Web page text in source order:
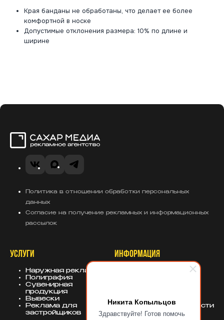
Никита Копыльцов
Здравствуйте! Готов помочь
Края банданы не обработаны, что делает ее более
комфортной в носке
Допустимые отклонения размера: 10% по длине и
ширине
VK MAXTelegram
Политика в отношении обработки персональных
данных
Согласие на получение рекламных и информационных
рассылок
УСЛУГИ
Наружная реклама
Полиграфия
Сувенирная
продукция
Вывески
Реклама для
застройщиков
ИНФОРМАЦИЯ
Политика
конфиденциальности